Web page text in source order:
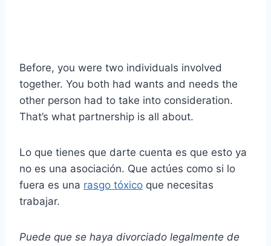
Before, you were two individuals involved
together. You both had wants and needs the
other person had to take into consideration.
That’s what partnership is all about.
Lo que tienes que darte cuenta es que esto ya
no es una asociación. Que actúes como si lo
fuera es una rasgo tóxico que necesitas
trabajar.
Puede que se haya divorciado legalmente de